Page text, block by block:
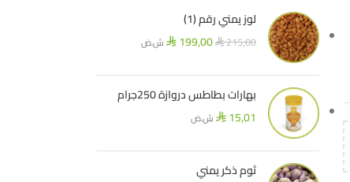
لوز يمني رقم (1)
⃁215,00
⃁ 199,00 ش.ض
بهارات بطاطس دروازة 250جرام
⃁ 15,01 ش.ض
ثوم ذكر يمني